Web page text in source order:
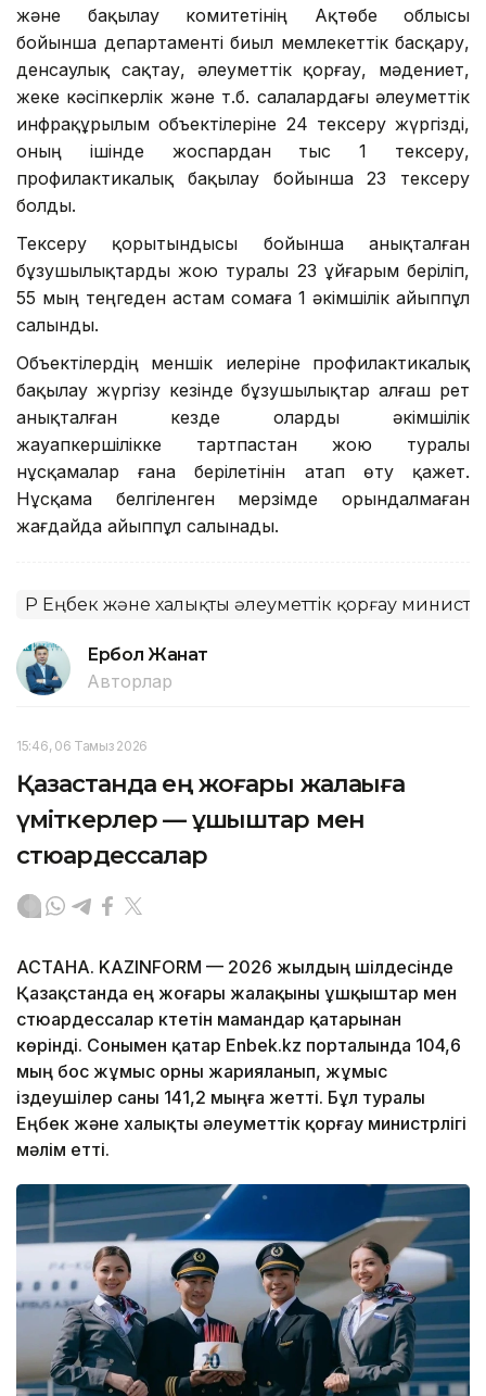
және бақылау комитетінің Ақтөбе облысы
бойынша департаменті биыл мемлекеттік басқару,
денсаулық сақтау, әлеуметтік қорғау, мәдениет,
жеке кәсіпкерлік және т.б. салалардағы әлеуметтік
инфрақұрылым объектілеріне 24 тексеру жүргізді,
оның ішінде жоспардан тыс 1 тексеру,
профилактикалық бақылау бойынша 23 тексеру
болды.
Тексеру қорытындысы бойынша анықталған
бұзушылықтарды жою туралы 23 ұйғарым беріліп,
55 мың теңгеден астам сомаға 1 әкімшілік айыппұл
салынды.
Объектілердің меншік иелеріне профилактикалық
бақылау жүргізу кезінде бұзушылықтар алғаш рет
анықталған кезде оларды әкімшілік
жауапкершілікке тартпастан жою туралы
нұсқамалар ғана берілетінін атап өту қажет.
Нұсқама белгіленген мерзімде орындалмаған
жағдайда айыппұл салынады.
ҚР Еңбек және халықты әлеуметтік қорғау
Ербол Жанат
Авторлар
15:46, 06 Тамыз 2026
Қазақстанда ең жоғары жалақыға
үміткерлер — ұшқыштар мен
стюардессалар
АСТАНА. KAZINFORM — 2026 жылдың шілдесінде
Қазақстанда ең жоғары жалақыны ұшқыштар мен
стюардессалар күтетін мамандар қатарынан
көрінді. Сонымен қатар Enbek.kz порталында 104,6
мың бос жұмыс орны жарияланып, жұмыс
іздеушілер саны 141,2 мыңға жетті. Бұл туралы
Еңбек және халықты әлеуметтік қорғау министрлігі
мәлім етті.